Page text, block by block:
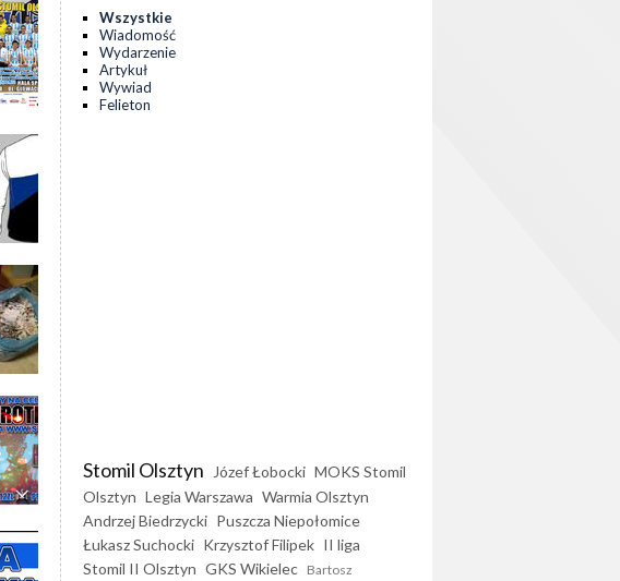
Wszystkie
Wiadomość
Wydarzenie
Artykuł
Wywiad
Felieton
Stomil Olsztyn Józef Łobocki MOKS Stomil
Olsztyn Legia Warszawa Warmia Olsztyn
Andrzej Biedrzycki Puszcza Niepołomice
Łukasz Suchocki Krzysztof Filipek II liga
Stomil II Olsztyn GKS Wikielec Bartosz